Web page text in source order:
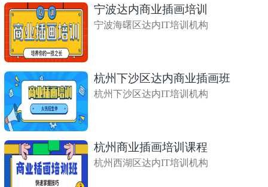
宁波达内商业插画培训
宁波海曙区达内IT培训机构
杭州下沙区达内商业插画班
杭州下沙区达内IT培训机构
杭州商业插画培训课程
杭州西湖区达内IT培训机构